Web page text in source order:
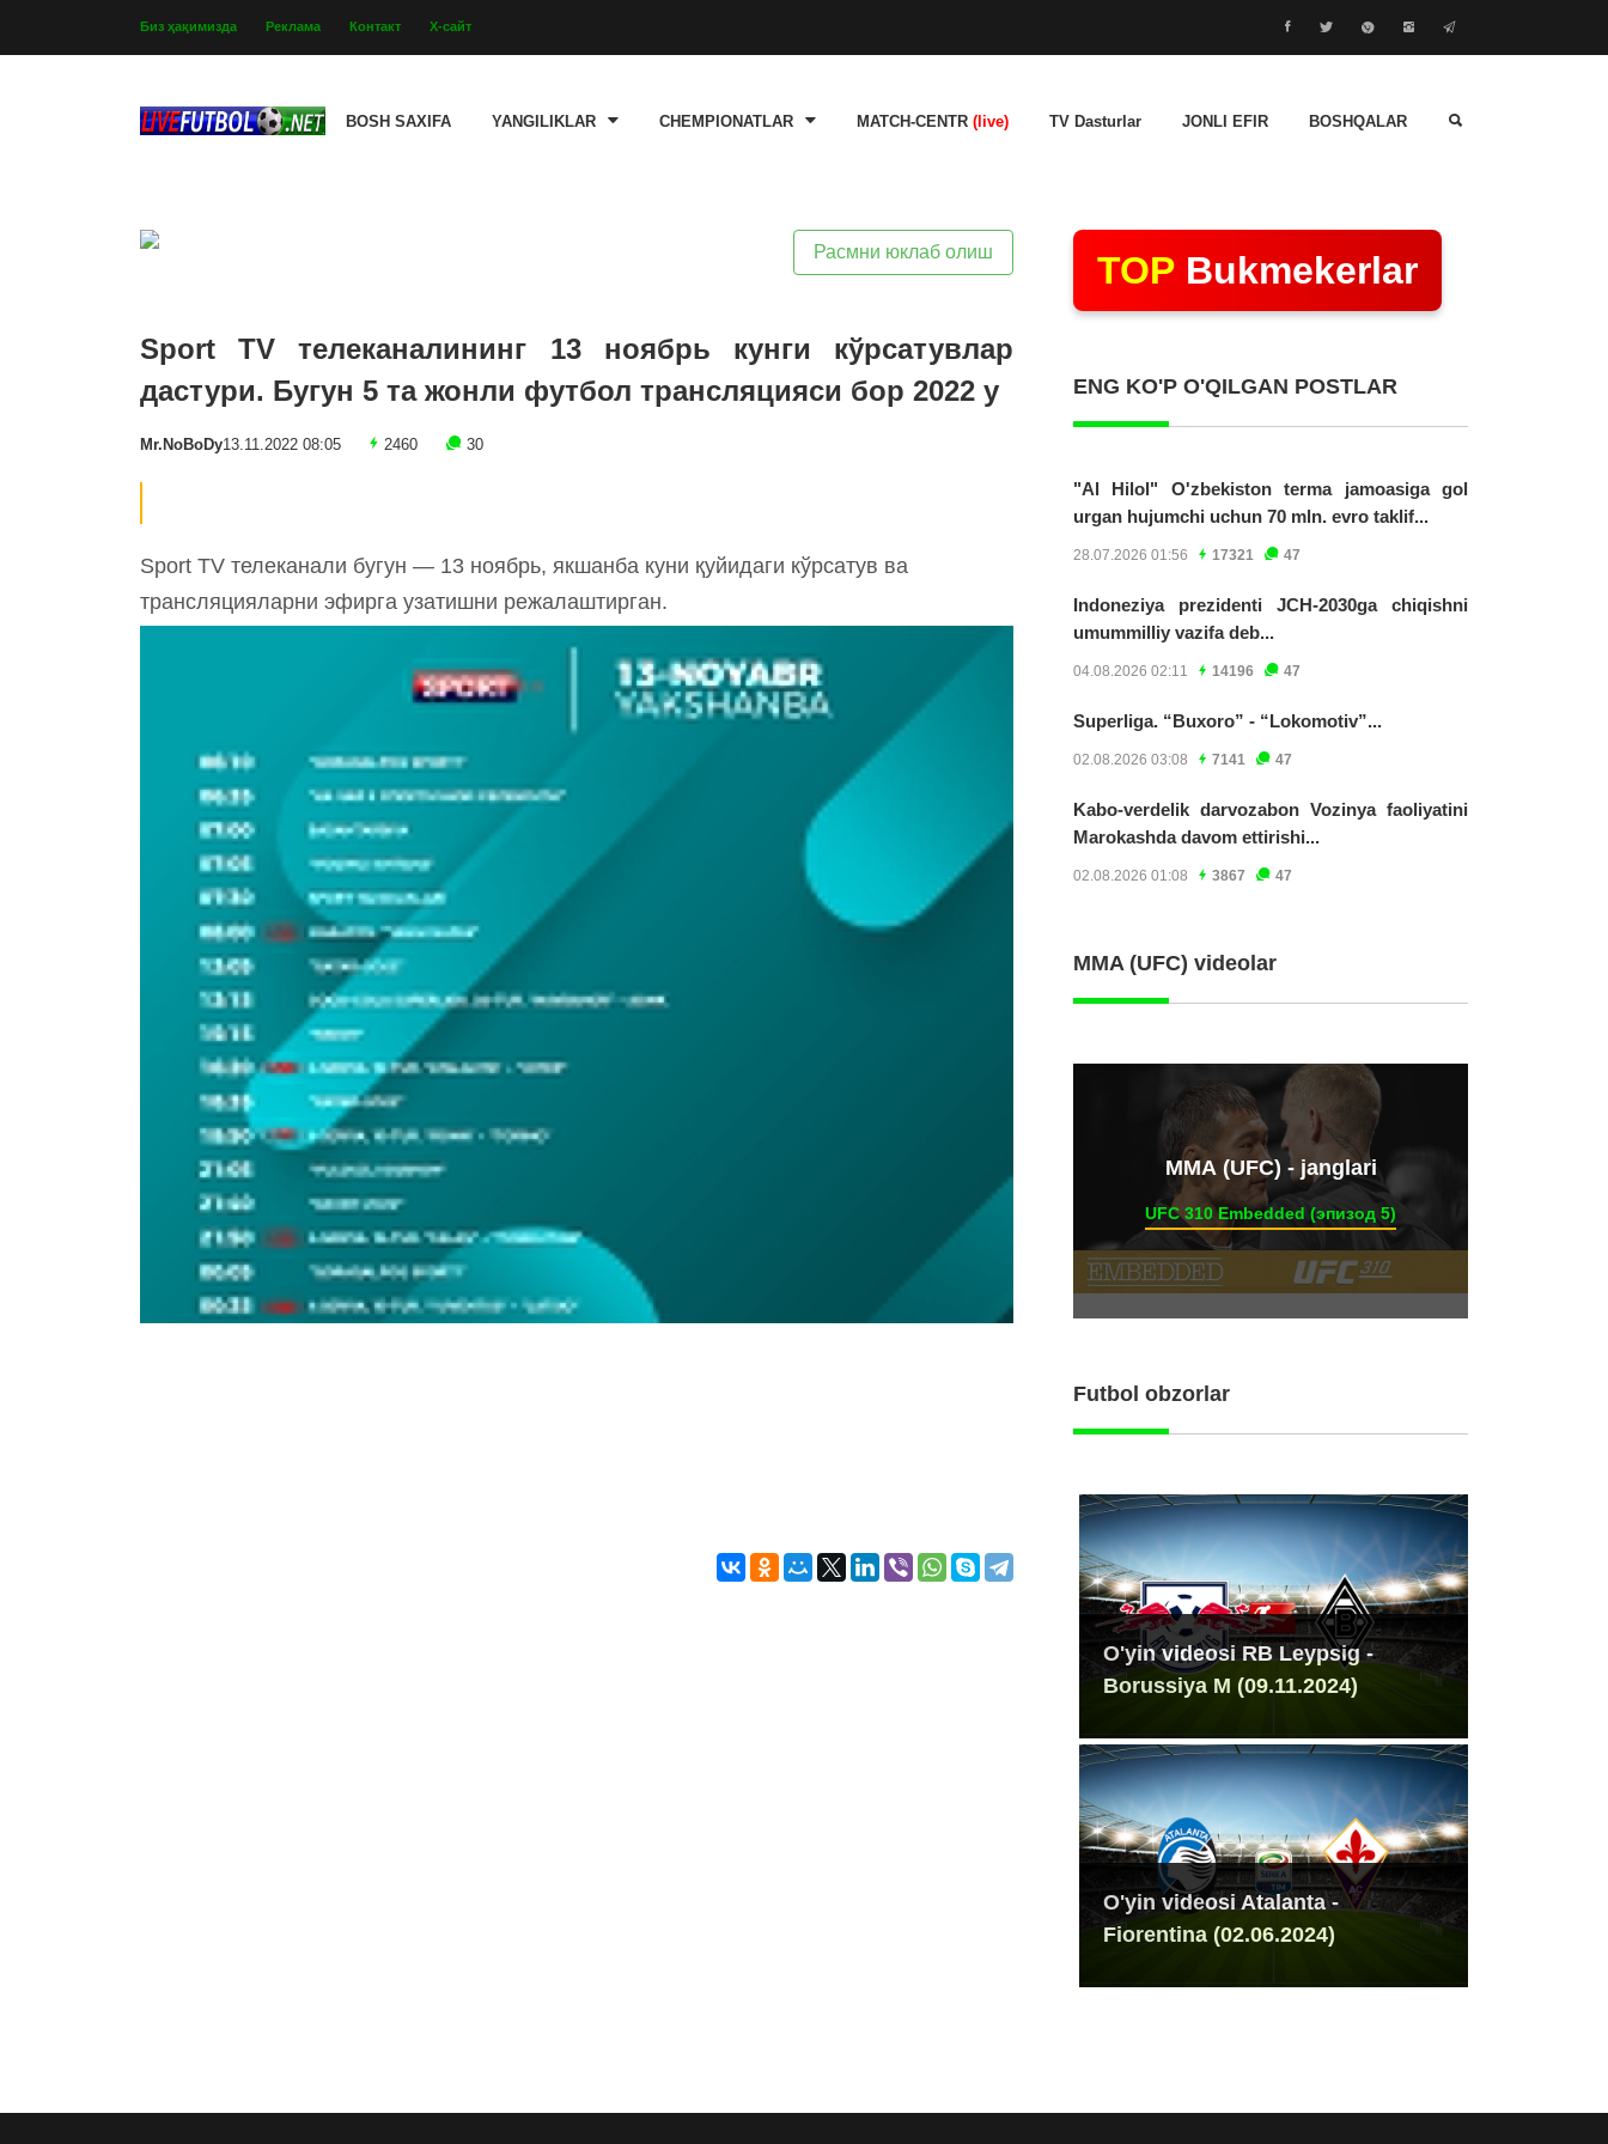
Биз ҳақимизда Реклама Контакт Х-сайт
BOSH SAXIFA YANGILIKLAR CHEMPIONATLAR MATCH-CENTR (live) TV Dasturlar JONLI EFIR BOSHQALAR
Расмни юклаб олиш
Sport TV телеканалининг 13 ноябрь кунги кўрсатувлар
дастури. Бугун 5 та жонли футбол трансляцияси бор 2022 y
Mr.NoBoDy13.11.2022 08:05 2460 30
Sport TV телеканали бугун — 13 ноябрь, якшанба куни қуйидаги кўрсатув ва
трансляцияларни эфирга узатишни режалаштирган.
TOP Bukmekerlar
ENG KO'P O'QILGAN POSTLAR
"Al Hilol" O'zbekiston terma jamoasiga gol
urgan hujumchi uchun 70 mln. evro taklif...
28.07.2026 01:56 17321 47
Indoneziya prezidenti JCH-2030ga chiqishni
umummilliy vazifa deb...
04.08.2026 02:11 14196 47
Superliga. “Buxoro” - “Lokomotiv”...
02.08.2026 03:08 7141 47
Kabo-verdelik darvozabon Vozinya faoliyatini
Marokashda davom ettirishi...
02.08.2026 01:08 3867 47
MMA (UFC) videolar
ММА (UFC) - janglari
UFC 310 Embedded (эпизод 5)
Futbol obzorlar
O'yin videosi RB Leypsig -
Borussiya M (09.11.2024)
O'yin videosi Atalanta -
Fiorentina (02.06.2024)